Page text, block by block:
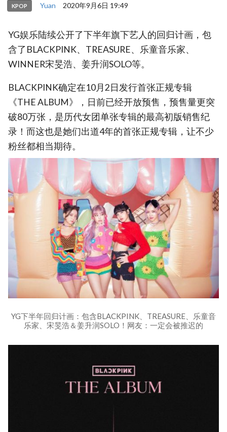
KPOP Yuan 2020年9月6日 19:49
YG娱乐陆续公开了下半年旗下艺人的回归计画，包
含了BLACKPINK、TREASURE、乐童音乐家、
WINNER宋旻浩、姜升润SOLO等。
BLACKPINK确定在10月2日发行首张正规专辑
《THE ALBUM》，日前已经开放预售，预售量更突
破80万张，是历代女团单张专辑的最高初版销售纪
录！而这也是她们出道4年的首张正规专辑，让不少
粉丝都相当期待。
YG下半年回归计画：包含BLACKPINK、TREASURE、乐童音
乐家、宋旻浩＆姜升润SOLO！网友：一定会被推迟的